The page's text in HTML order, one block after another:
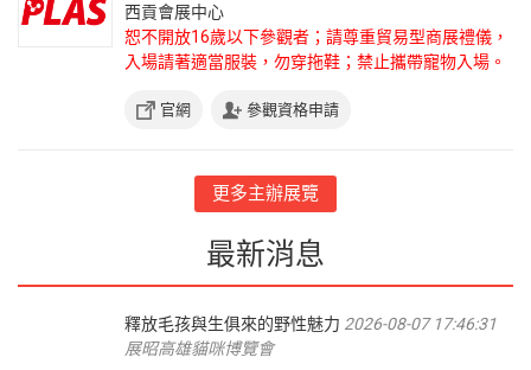
西貢會展中心
恕不開放16歲以下參觀者；請尊重貿易型商展禮儀，
入場請著適當服裝，勿穿拖鞋；禁止攜帶寵物入場。
官網 參觀資格申請
更多主辦展覽
最新消息
釋放毛孩與生俱來的野性魅力 2026-08-07 17:46:31
展昭高雄貓咪博覽會